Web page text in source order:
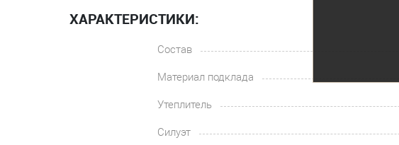
ХАРАКТЕРИСТИКИ:
Состав
Материал подклада
Утеплитель
Силуэт